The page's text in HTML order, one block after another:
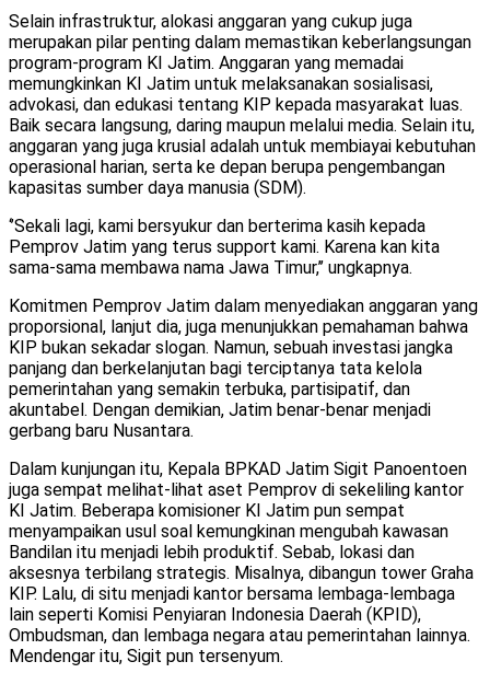
Selain infrastruktur, alokasi anggaran yang cukup juga
merupakan pilar penting dalam memastikan keberlangsungan
program-program KI Jatim. Anggaran yang memadai
memungkinkan KI Jatim untuk melaksanakan sosialisasi,
advokasi, dan edukasi tentang KIP kepada masyarakat luas.
Baik secara langsung, daring maupun melalui media. Selain itu,
anggaran yang juga krusial adalah untuk membiayai kebutuhan
operasional harian, serta ke depan berupa pengembangan
kapasitas sumber daya manusia (SDM).
‘’Sekali lagi, kami bersyukur dan berterima kasih kepada
Pemprov Jatim yang terus support kami. Karena kan kita
sama-sama membawa nama Jawa Timur,’’ ungkapnya.
Komitmen Pemprov Jatim dalam menyediakan anggaran yang
proporsional, lanjut dia, juga menunjukkan pemahaman bahwa
KIP bukan sekadar slogan. Namun, sebuah investasi jangka
panjang dan berkelanjutan bagi terciptanya tata kelola
pemerintahan yang semakin terbuka, partisipatif, dan
akuntabel. Dengan demikian, Jatim benar-benar menjadi
gerbang baru Nusantara.
Dalam kunjungan itu, Kepala BPKAD Jatim Sigit Panoentoen
juga sempat melihat-lihat aset Pemprov di sekeliling kantor
KI Jatim. Beberapa komisioner KI Jatim pun sempat
menyampaikan usul soal kemungkinan mengubah kawasan
Bandilan itu menjadi lebih produktif. Sebab, lokasi dan
aksesnya terbilang strategis. Misalnya, dibangun tower Graha
KIP. Lalu, di situ menjadi kantor bersama lembaga-lembaga
lain seperti Komisi Penyiaran Indonesia Daerah (KPID),
Ombudsman, dan lembaga negara atau pemerintahan lainnya.
Mendengar itu, Sigit pun tersenyum.